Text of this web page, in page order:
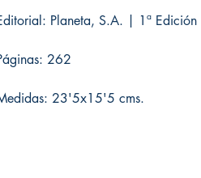
Planeta, S.A. | 1ª
262
23'5x15'5 cms.